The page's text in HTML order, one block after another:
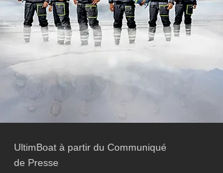
UltimBoat à partir du Communiqué
de Presse